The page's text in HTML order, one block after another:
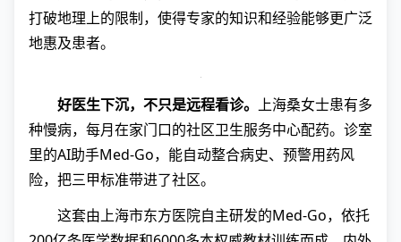
打破地理上的限制，使得专家的知识和经验能够更广泛
地惠及患者。
好医生下沉，不只是远程看诊。 上海桑女士患有多
种慢病，每月在家门口的社区卫生服务中心配药。诊室
里的AI助手Med-Go，能自动整合病史、预警用药风
险，把三甲标准带进了社区。
这套由上海市东方医院自主研发的Med-Go，依托